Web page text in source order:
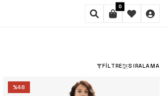
0
FILTRE SIRALAMA
%48